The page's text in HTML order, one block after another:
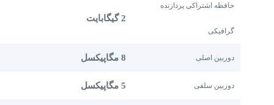
حافظه اشتراکی پردازنده
گرافیکی
2 گیگابایت
دوربین اصلی 8 مگاپیکسل
دوربین سلفی 5 مگاپیکسل